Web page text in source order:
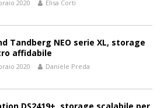
2020 Elisa Corti
Tandberg NEO serie XL, storage
affidabile
2020 Daniele Preda